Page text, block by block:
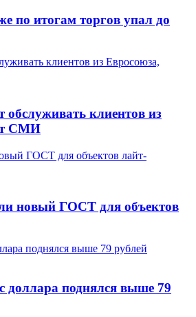
по итогам торгов упал до
клиентов из Евросоюза,
обслуживать клиентов из
СМИ
ГОСТ для объектов лайт-
новый ГОСТ для объектов
поднялся выше 79 рублей
доллара поднялся выше 79